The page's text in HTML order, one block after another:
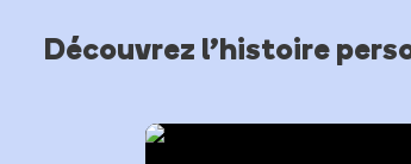
Découvrez l’histoire